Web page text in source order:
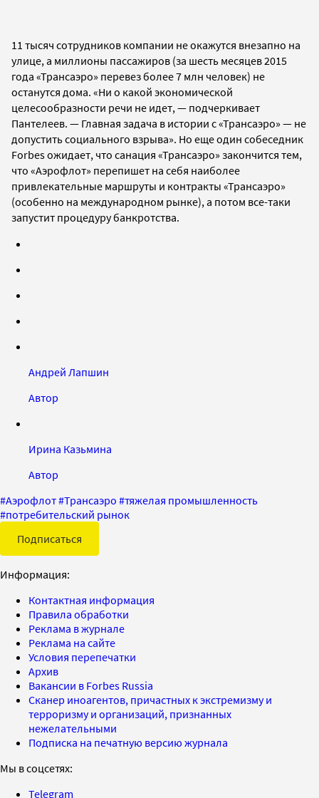
11 тысяч сотрудников компании не окажутся внезапно на
улице, а миллионы пассажиров (за шесть месяцев 2015
года «Трансаэро» перевез более 7 млн человек) не
останутся дома. «Ни о какой экономической
целесообразности речи не идет, — подчеркивает
Пантелеев. — Главная задача в истории с «Трансаэро» — не
допустить социального взрыва». Но еще один собеседник
Forbes ожидает, что санация «Трансаэро» закончится тем,
что «Аэрофлот» перепишет на себя наиболее
привлекательные маршруты и контракты «Трансаэро»
(особенно на международном рынке), а потом все-таки
запустит процедуру банкротства.
Андрей Лапшин
Автор
Ирина Казьмина
Автор
#Аэрофлот#Трансаэро #тяжелая промышленность
#потребительский рынок
Подписаться
Информация:
Контактная информация
Правила обработки
Реклама в журнале
Реклама на сайте
Условия перепечатки
Архив
Вакансии в Forbes Russia
Сканер иноагентов, причастных к экстремизму и
терроризму и организаций, признанных
нежелательными
Подписка на печатную версию журнала
Мы в соцсетях:
Telegram